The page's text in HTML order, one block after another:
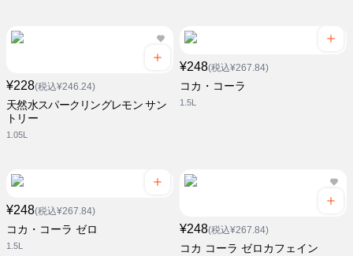
¥228(税込¥246.24)
天然水スパークリングレモン サン
トリー
1.05L
¥248(税込¥267.84)
コカ・コーラ
1.5L
¥248(税込¥267.84)
コカ・コーラ ゼロ
1.5L
¥248(税込¥267.84)
コカ コーラ ゼロカフェイン